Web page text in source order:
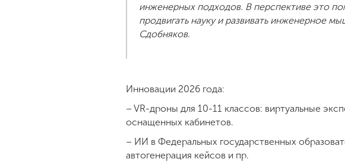
инженерных подходов. В перспективе это
продвигать науку и развивать инженерное
Сдобняков.
Инновации 2026 года:
– VR-дроны для 10-11 классов: виртуальные
оснащенных кабинетов.
– ИИ в Федеральных государственных
автогенерация кейсов и пр.